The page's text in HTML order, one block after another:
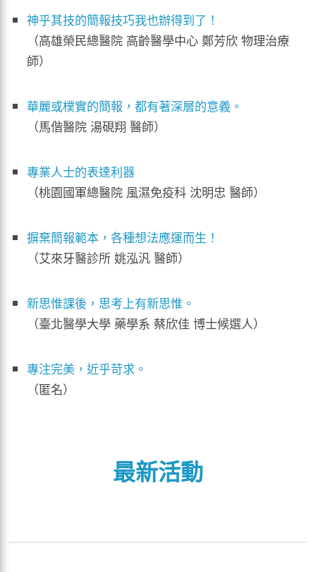
神乎其技的簡報技巧我也辦得到了！
（高雄榮民總醫院 高齡醫學中心 鄭芳欣 物理治療
師）
華麗或樸實的簡報，都有著深層的意義。
（馬偕醫院 湯硯翔 醫師）
專業人士的表達利器
（桃園國軍總醫院 風濕免疫科 沈明忠 醫師）
摒棄簡報範本，各種想法應運而生！
（艾來牙醫診所 姚泓汎 醫師）
新思惟課後，思考上有新思惟。
（臺北醫學大學 藥學系 蔡欣佳 博士候選人）
專注完美，近乎苛求。
（匿名）
最新活動